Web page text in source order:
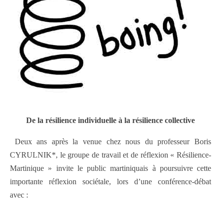
De la résilience individuelle à la résilience collective
Deux ans après la venue chez nous du professeur Boris
CYRULNIK*, le groupe de travail et de réflexion « Résilience-
Martinique » invite le public martiniquais à poursuivre cette
importante réflexion sociétale, lors d’une conférence-débat
avec :